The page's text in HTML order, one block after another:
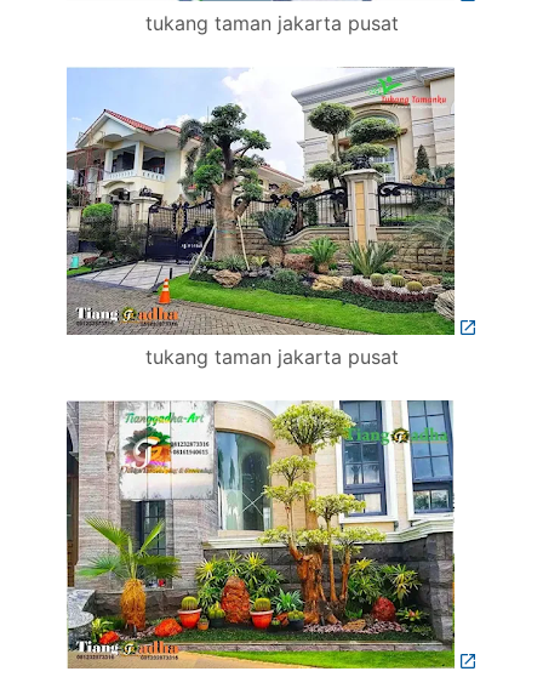
tukang taman jakarta pusat
tukang taman jakarta pusat